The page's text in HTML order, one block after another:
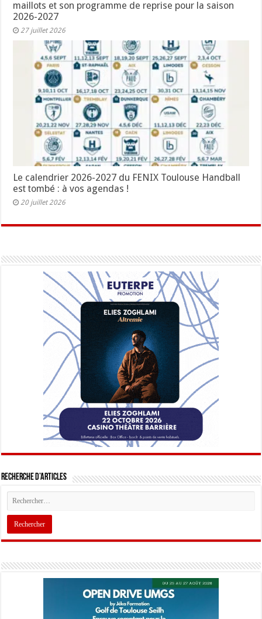
maillots et son programme de reprise pour la saison
2026-2027
27 juillet 2026
Le calendrier 2026-2027 du FENIX Toulouse Handball
est tombé : à vos agendas !
20 juillet 2026
Recherche d’articles